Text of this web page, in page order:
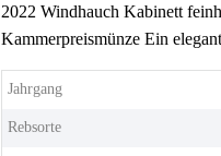
2022 Windhauch Kabinett
Kammerpreismünze Ein
Jahrgang
Rebsorte